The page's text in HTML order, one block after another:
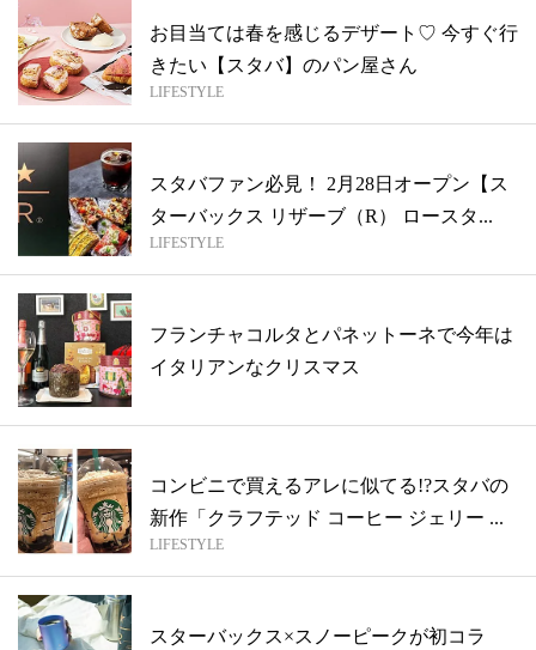
お目当ては春を感じるデザート♡ 今すぐ行
きたい【スタバ】のパン屋さん
LIFESTYLE
スタバファン必見！ 2月28日オープン【ス
ターバックス リザーブ（R） ロースタ...
LIFESTYLE
フランチャコルタとパネットーネで今年は
イタリアンなクリスマス
コンビニで買えるアレに似てる!?スタバの
新作「クラフテッド コーヒー ジェリー ...
LIFESTYLE
スターバックス×スノーピークが初コラ